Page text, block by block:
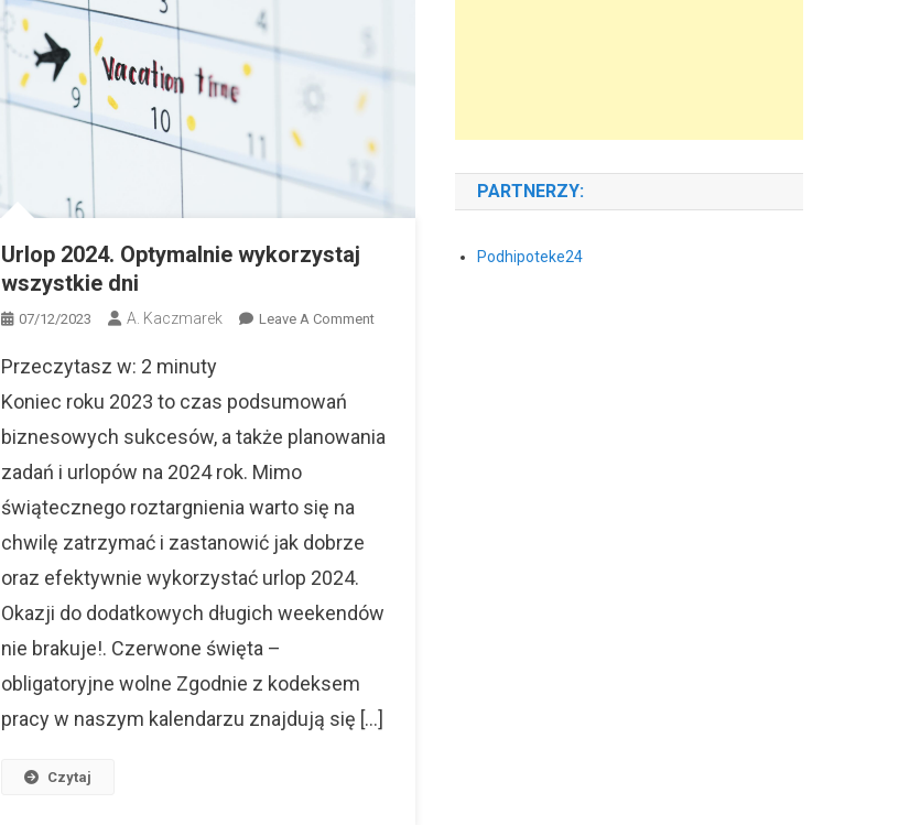
Urlop 2024. Optymalnie wykorzystaj
wszystkie dni
07/12/2023 A. Kaczmarek Leave A CommentOn
Wszystkie
Przeczytasz w: 2 minuty
Koniec roku 2023 to czas podsumowań
biznesowych sukcesów, a także planowania
zadań i urlopów na 2024 rok. Mimo
świątecznego roztargnienia warto się na
chwilę zatrzymać i zastanowić jak dobrze
oraz efektywnie wykorzystać urlop 2024.
Okazji do dodatkowych długich weekendów
nie brakuje!. Czerwone święta –
obligatoryjne wolne Zgodnie z kodeksem
pracy w naszym kalendarzu znajdują się […]
Czytaj
PARTNERZY:
Podhipoteke24